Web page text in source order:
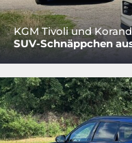
KGM Tivoli und
SUV-Schnäppchen